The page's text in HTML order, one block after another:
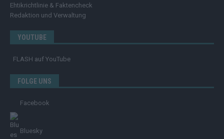
Ehtikrichtlinie & Faktencheck
Redaktion und Verwaltung
YOUTUBE
FLASH auf YouTube
FOLGE UNS
Facebook
Bluesky